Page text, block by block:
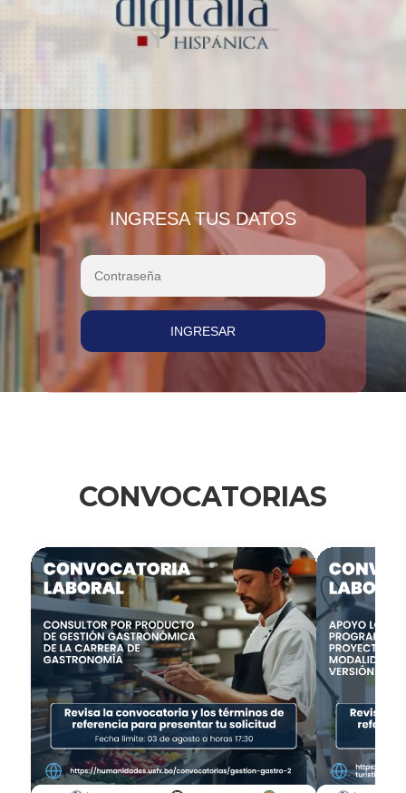
INGRESA TUS DATOS
INGRESAR
CONVOCATORIAS